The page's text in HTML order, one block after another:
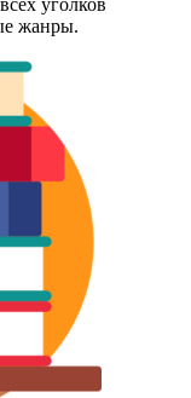
уголков
жанры.